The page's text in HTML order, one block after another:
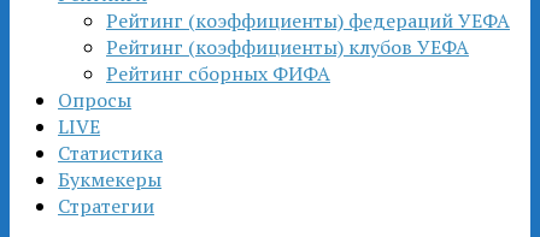
Рейтинг (коэффициенты) федераций УЕФА
Рейтинг (коэффициенты) клубов УЕФА
Рейтинг сборных ФИФА
Опросы
LIVE
Статистика
Букмекеры
Стратегии